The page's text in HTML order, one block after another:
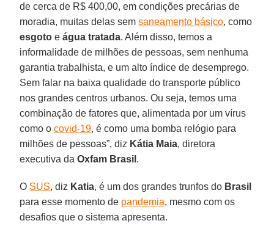
de cerca de R$ 400,00, em condições precárias de
moradia, muitas delas semsaneamento básico, como
esgoto eágua tratada. Além disso, temos a
informalidade de milhões de pessoas, sem nenhuma
garantia trabalhista, e um alto índice de desemprego.
Sem falar na baixa qualidade do transporte público
nos grandes centros urbanos. Ou seja, temos uma
combinação de fatores que, alimentada por um vírus
como ocovid-19, é como uma bomba relógio para
milhões de pessoas”, diz Kátia Maia, diretora
executiva daOxfam Brasil .
O SUS, diz Katia, é um dos grandes trunfos do Brasil
para esse momento de pandemia, mesmo com os
desafios que o sistema apresenta.